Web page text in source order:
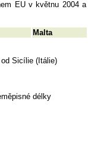
EU v květnu 2004 a
Malta
Sicílie (Itálie)
délky